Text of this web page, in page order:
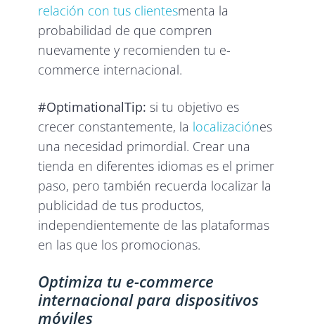
relación con tus clientesmenta la
probabilidad de que compren
nuevamente y recomienden tu e-
commerce internacional.
#OptimationalTip: si tu objetivo es
crecer constantemente, la localizaciónes
una necesidad primordial. Crear una
tienda en diferentes idiomas es el primer
paso, pero también recuerda localizar la
publicidad de tus productos,
independientemente de las plataformas
en las que los promocionas.
Optimiza tu e-commerce
internacional para dispositivos
móviles